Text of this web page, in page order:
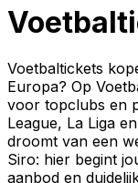
Voetbaltickets
Europa? Op
voor topclubs en
League, La Liga
droomt van een
Siro: hier begint
aanbod en